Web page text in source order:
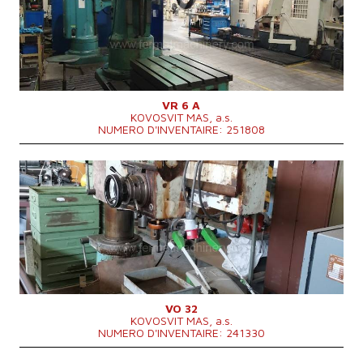
Réglage vertical maxi de bras 950 mm
Surface de serrage de la table290 x 1080 mm
Dimensions hors tout
3240x1300x3900 mm
Poids totale de la machine
5800 kg
Système de contrôle
NON
VR 6 A
KOVOSVIT MAS, a.s.
NUMERO D'INVENTAIRE: 251808
Année de production:
1992
Diamètre maxi de forage
32 mm
Cone de la broche
Morse 3 .
Réglage vertical maxi de bras
520 mm
Distance maxi de la Axe de la broche à la
colonne
1000 mm
Puissance du moteur principal
2,2 kW
Puissance d´entré
3,5 kVA
1700x1070x2620
Poids totale de la machine
Max. chemin de broche le long du bras
750 mm
Système de contrôle
NON
VO 32
KOVOSVIT MAS, a.s.
NUMERO D'INVENTAIRE: 241330